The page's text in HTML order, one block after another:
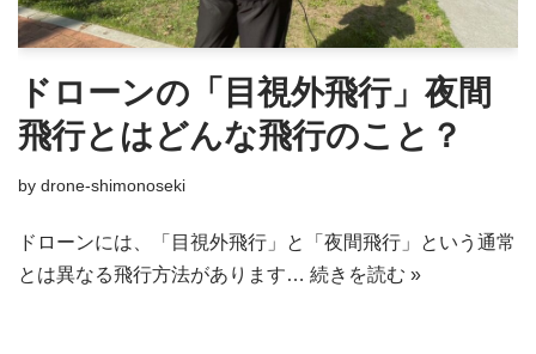
ドローンの「目視外飛行」夜間
飛行とはどんな飛行のこと？
by drone-shimonoseki
ドローンには、「目視外飛行」と「夜間飛行」という通常
とは異なる飛行方法があります… 続きを読む »